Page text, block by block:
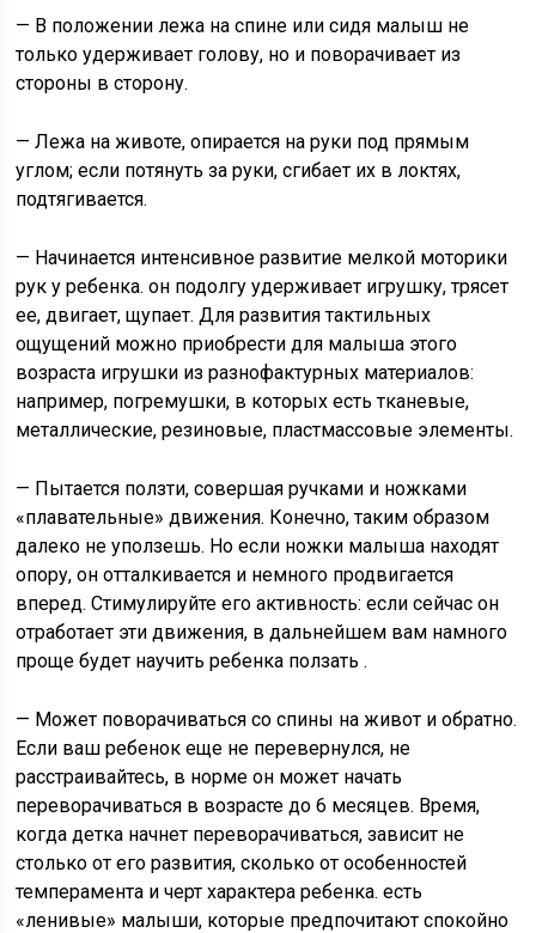
— В положении лежа на спине или сидя малыш не
только удерживает голову, но и поворачивает из
стороны в сторону.
— Лежа на животе, опирается на руки под прямым
углом; если потянуть за руки, сгибает их в локтях,
подтягивается.
— Начинается интенсивное развитие мелкой моторики
рук у ребенка. он подолгу удерживает игрушку, трясет
ее, двигает, щупает. Для развития тактильных
ощущений можно приобрести для малыша этого
возраста игрушки из разнофактурных материалов:
например, погремушки, в которых есть тканевые,
металлические, резиновые, пластмассовые элементы.
— Пытается ползти, совершая ручками и ножками
«плавательные» движения. Конечно, таким образом
далеко не уползешь. Но если ножки малыша находят
опору, он отталкивается и немного продвигается
вперед. Стимулируйте его активность: если сейчас он
отработает эти движения, в дальнейшем вам намного
проще будет научить ребенка ползать .
— Может поворачиваться со спины на живот и обратно.
Если ваш ребенок еще не перевернулся, не
расстраивайтесь, в норме он может начать
переворачиваться в возрасте до 6 месяцев. Время,
когда детка начнет переворачиваться, зависит не
столько от его развития, сколько от особенностей
темперамента и черт характера ребенка. есть
«ленивые» малыши, которые предпочитают спокойно